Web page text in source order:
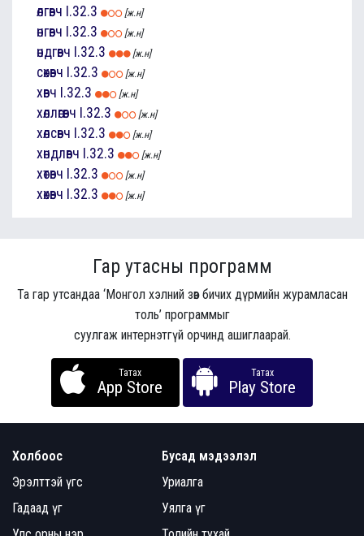
өлгөвч I.32.3 [ж.н]
өнгөвч I.32.3 [ж.н]
өндгөвч I.32.3 [ж.н]
сөхөвч I.32.3 [ж.н]
хөвч I.32.3 [ж.н]
хөллөгөвч I.32.3 [ж.н]
хөлсөвч I.32.3 [ж.н]
хөндлөвч I.32.3 [ж.н]
хөтөвч I.32.3 [ж.н]
хөхөвч I.32.3 [ж.н]
Гар утасны программ
Та гар утсандаа ‘Монгол хэлний зөв бичих дүрмийн журамласан
толь’ программыг
суулгаж интернэтгүй орчинд ашиглаарай.
Татах
App Store
Татах
Play Store
Холбоос
Эрэлттэй үгс
Гадаад үг
Бусад мэдээлэл
Уриалга
Уялга үг